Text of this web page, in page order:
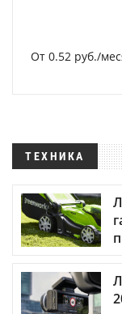
От 0.52 руб./
ТЕХНИКА